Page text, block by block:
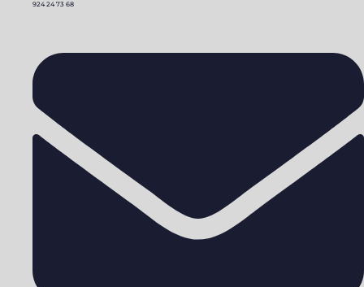
924 24 73 68